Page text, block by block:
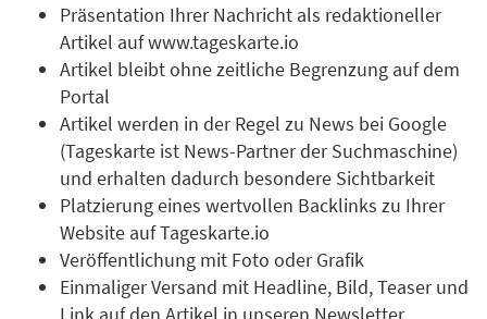
Präsentation Ihrer Nachricht als redaktioneller
Artikel auf www.tageskarte.io
Artikel bleibt ohne zeitliche Begrenzung auf dem
Portal
Artikel werden in der Regel zu News bei Google
(Tageskarte ist News-Partner der Suchmaschine)
und erhalten dadurch besondere Sichtbarkeit
Platzierung eines wertvollen Backlinks zu Ihrer
Website auf Tageskarte.io
Veröffentlichung mit Foto oder Grafik
Einmaliger Versand mit Headline, Bild, Teaser und
Link auf den Artikel in unseren Newsletter